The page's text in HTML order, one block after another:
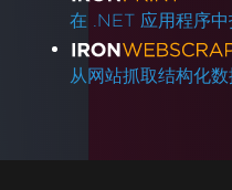
字体字距调整
Windows
我应该使用哪
在 .NET 应用程序中
从网站抓取结构化数